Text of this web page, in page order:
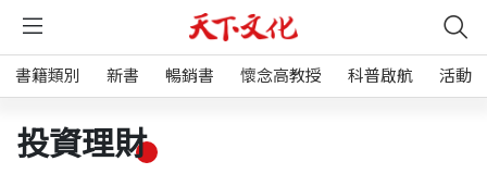
書籍類別 新書 暢銷書 懷念高教授 科普啟航 活動
投資理財